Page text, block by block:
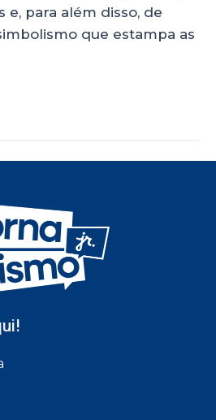
e, para além disso, de
que estampa as